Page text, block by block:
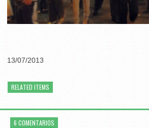
13/07/2013
RELATED ITEMS
6 COMENTARIOS